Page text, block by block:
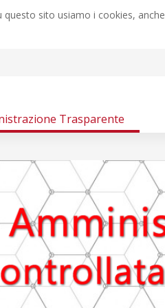
questo sito usiamo i cookies,
Trasparente